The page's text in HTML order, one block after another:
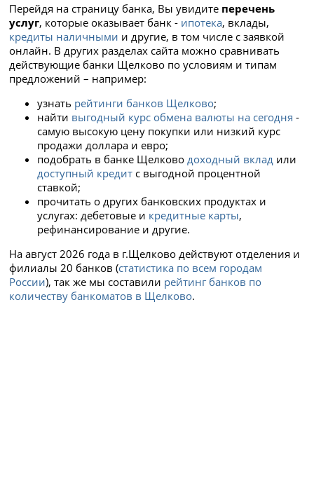
Перейдя на страницу банка, Вы увидите перечень
услуг, которые оказывает банк - ипотека, вклады,
кредиты наличными и другие, в том числе с заявкой
онлайн. В других разделах сайта можно сравнивать
действующие банки Щелково по условиям и типам
предложений – например:
узнать рейтинги банков Щелково;
найти выгодный курс обмена валюты на сегодня -
самую высокую цену покупки или низкий курс
продажи доллара и евро;
подобрать в банке Щелково доходный вклад или
доступный кредит с выгодной процентной
ставкой;
прочитать о других банковских продуктах и
услугах: дебетовые и кредитные карты,
рефинансирование и другие.
На август 2026 года в г.Щелково действуют отделения и
филиалы 20 банков (статистика по всем городам
России), так же мы составили рейтинг банков по
количеству банкоматов в Щелково.